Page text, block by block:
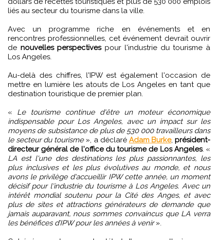
liés au secteur du tourisme dans la ville.
Avec un programme riche en événements et en
rencontres professionnelles, cet événement devrait ouvrir
de nouvelles perspectivespour l'industrie du tourisme à
Los Angeles.
Au-delà des chiffres, l'IPW est également l'occasion de
mettre en lumière les atouts de Los Angeles en tant que
destination touristique de premier plan.
« Le tourisme continue d'être un moteur économique
indispensable pour Los Angeles, avec un impact sur les
moyens de subsistance de plus de 530 000 travailleurs dans
le secteur du tourisme», a déclaré Adam Burke,président-
directeur général de l'office du tourisme de Los Angeles. «
LA est l'une des destinations les plus passionnantes, les
plus inclusives et les plus évolutives au monde, et nous
avons le privilège d'accueillir IPW cette année, un moment
décisif pour l'industrie du tourisme à Los Angeles. Avec un
intérêt mondial soutenu pour la Cité des Anges, et avec
plus de sites et attractions générateurs de demande que
jamais auparavant, nous sommes convaincus que LA verra
les bénéfices d’IPW pour les années à venir».